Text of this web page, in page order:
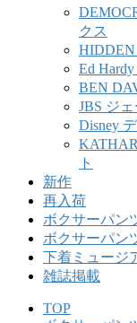
クス
Ed
BEN
JBS ジ
Disney
ト
新作
再入荷
ボクサーパン
ボクサーパン
下着ミュージ
雑誌掲載
TOP